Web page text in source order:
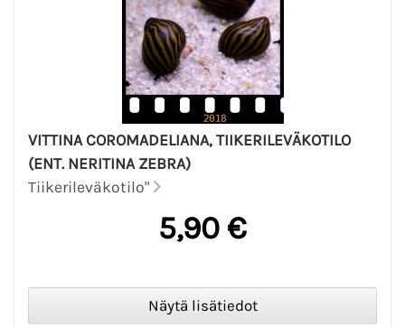
VITTINA COROMADELIANA, TIIKERILEVÄKOTILO
(ENT. NERITINA ZEBRA)
Tiikerileväkotilo"
5,90 €